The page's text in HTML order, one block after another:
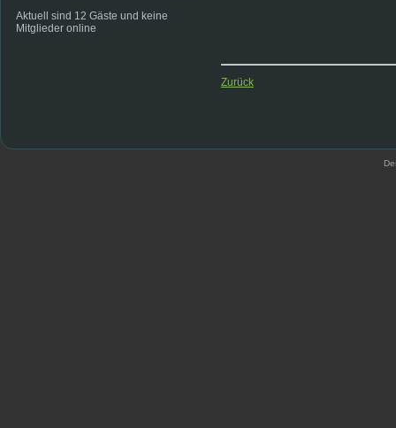
Aktuell sind 12 Gäste und keine
Mitglieder online
Zurück